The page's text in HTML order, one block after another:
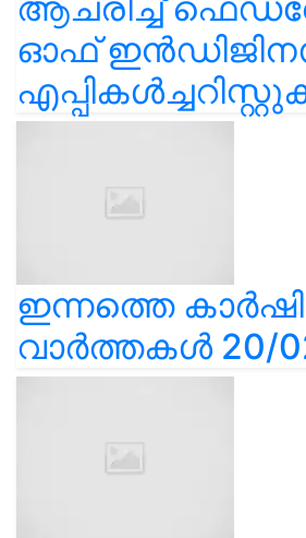
ഓഫ്
ഇന്നത്തെ
വാർത്തകൾ 20/